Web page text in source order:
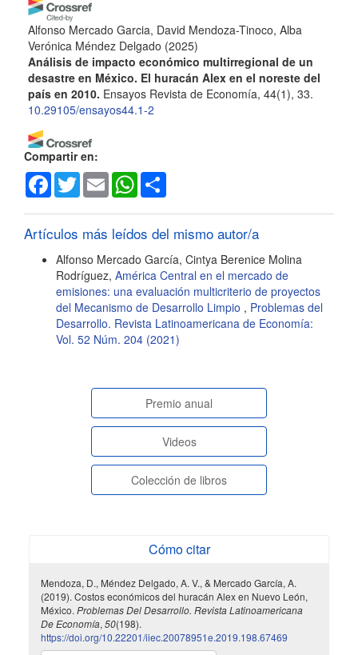
Alfonso Mercado Garcia, David Mendoza-Tinoco, Alba
Verónica Méndez Delgado (2025)
Análisis de impacto económico multirregional de un
desastre en México. El huracán Alex en el noreste del
país en 2010. Ensayos Revista de Economía, 44(1), 33.
10.29105/ensayos44.1-2
Francisco J. Castillo-Guerrero, Mauricio De la Cruz-Ávila,
Daniel Chavarría Barrientos, Omar S. Areu-Rangel, Hector
Barrios-Pina, Víctor Hugo Adrián Rosales-Magaña,
Rosanna Bonasia (2026)
Hydraulic simulation of urban flooding in Monterrey,
Journal, 23(3), 516.
10.1080/1573062X.2025.2589125
Compartir en:
Facebook
TwitterEmail WhatsApp
Artículos más leídos del mismo autor/a
Alfonso Mercado García, Cintya Berenice Molina
Rodríguez, América Central en el mercado de
emisiones: una evaluación multicriterio de proyectos
del Mecanismo de Desarrollo Limpio , Problemas del
Desarrollo. Revista Latinoamericana de Economía:
Vol. 52 Núm. 204 (2021)
paginasespeciales
Premio anual
Videos
Colección de libros
Cómo citar
Mendoza, D., Méndez Delgado, A. V., & Mercado García, A.
(2019). Costos económicos del huracán Alex en Nuevo León,
México. Problemas Del Desarrollo. Revista Latinoamericana
De Economía, 50(198).
https://doi.org/10.22201/iiec.20078951e.2019.198.67469